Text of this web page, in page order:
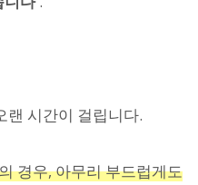
랜 시간이 걸립니다.
경우, 아무리 부드럽게도